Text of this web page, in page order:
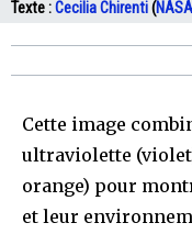
Texte :Cecilia Chirenti(NASA
Cette image
ultraviolette
orange) pour
et leur